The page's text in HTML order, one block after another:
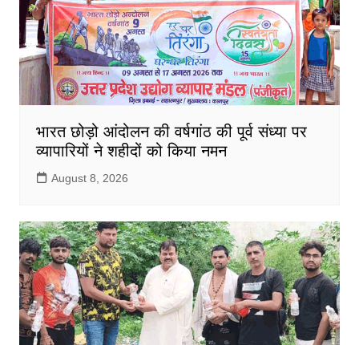
भारत छोड़ो आंदोलन की वर्षगांठ की पूर्व संध्या पर
व्यापारियों ने शहीदों को किया नमन
August 8, 2026